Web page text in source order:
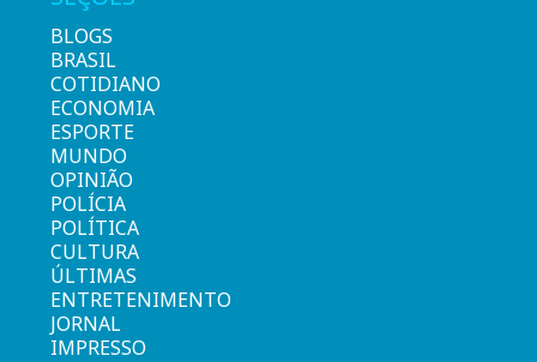
BLOGS
BRASIL
COTIDIANO
ECONOMIA
ESPORTE
MUNDO
OPINIÃO
POLÍCIA
POLÍTICA
CULTURA
ÚLTIMAS
ENTRETENIMENTO
JORNAL
IMPRESSO